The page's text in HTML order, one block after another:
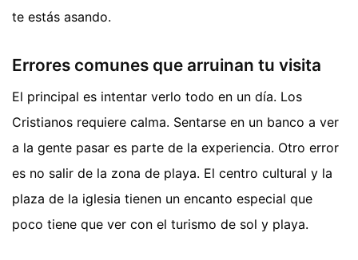
te estás asando.
Errores comunes que arruinan tu visita
El principal es intentar verlo todo en un día. Los
Cristianos requiere calma. Sentarse en un banco a ver
a la gente pasar es parte de la experiencia. Otro error
es no salir de la zona de playa. El centro cultural y la
plaza de la iglesia tienen un encanto especial que
poco tiene que ver con el turismo de sol y playa.